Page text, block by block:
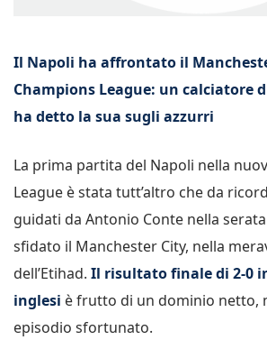
Il Napoli ha affrontato il
Champions League: un calciatore
ha detto la sua sugli azzurri
La prima partita del Napoli nella
League è stata tutt’altro che da
guidati da Antonio Conte nella
sfidato il Manchester City, nella
dell’Etihad. Il risultato finale di 2-0
inglesi è frutto di un dominio netto,
episodio sfortunato.